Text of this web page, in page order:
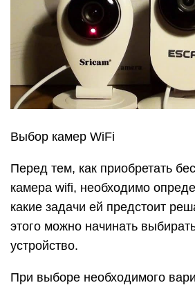
Выбор камер WiFi
Перед тем, как приобретать
камера wifi, необходимо
какие задачи ей предстоит
этого можно начинать
устройство.
При выборе необходимого